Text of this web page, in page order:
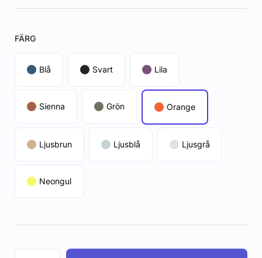
FÄRG
Blå Svart Lila
Sienna Grön Orange
Ljusbrun Ljusblå Ljusgrå
Neongul